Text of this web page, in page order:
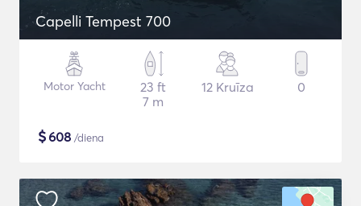
Capelli Tempest 700
Motor Yacht
23 ft
7 m
12 Kruīza 0
$608 /diena